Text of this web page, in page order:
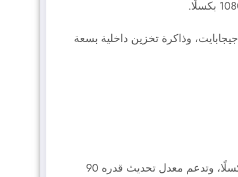
للطراز الذي يحتوي على ذاكرة وصول عشوائي بسعة حجمها 12 جيجابايت، وذاكرة تخزين داخلية بسعة
) بمقاس قدره 6.4 بوصات، وبدقة قدرها 2400 × 1080 بكسلًا، وتدعم معدل تحديث قدره 90